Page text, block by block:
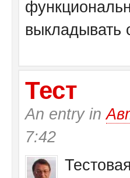
выкладывать
Тест
An entry in
7:42